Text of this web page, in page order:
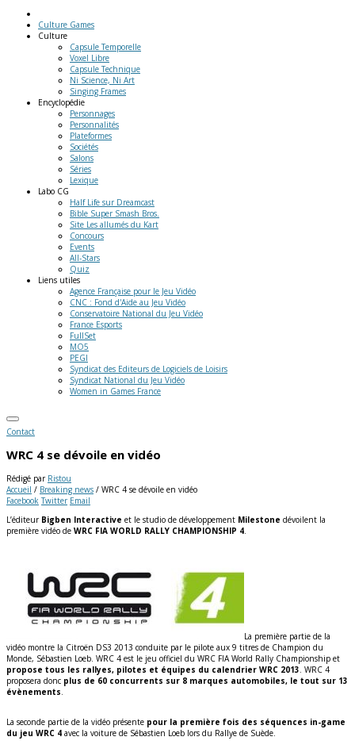
Culture Games
Culture
Capsule Temporelle
Voxel Libre
Capsule Technique
Ni Science, Ni Art
Singing Frames
Encyclopédie
Personnages
Personnalités
Plateformes
Sociétés
Salons
Séries
Lexique
Labo CG
Half Life sur Dreamcast
Bible Super Smash Bros.
Site Les allumés du Kart
Concours
Events
All-Stars
Quiz
Liens utiles
Agence Française pour le Jeu Vidéo
CNC : Fond d'Aide au Jeu Vidéo
Conservatoire National du Jeu Vidéo
France Esports
FullSet
MO5
PEGI
Syndicat des Editeurs de Logiciels de Loisirs
Syndicat National du Jeu Vidéo
Women in Games France
Contact
WRC 4 se dévoile en vidéo
Rédigé par Ristou
Accueil / Breaking news / WRC 4 se dévoile en vidéo
Facebook Twitter Email
L’éditeur Bigben Interactive et le studio de développement Milestone dévoilent la
première vidéo de WRC FIA WORLD RALLY CHAMPIONSHIP 4.
La première partie de la
vidéo montre la Citroën DS3 2013 conduite par le pilote aux 9 titres de Champion du
Monde, Sébastien Loeb. WRC 4 est le jeu officiel du WRC FIA World Rally Championship et
propose tous les rallyes, pilotes et équipes du calendrier WRC 2013. WRC 4
proposera donc plus de 60 concurrents sur 8 marques automobiles, le tout sur 13
évènements.
La seconde partie de la vidéo présente pour la première fois des séquences in-game
du jeu WRC 4 avec la voiture de Sébastien Loeb lors du Rallye de Suède.